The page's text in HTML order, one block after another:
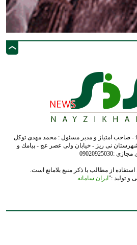
نشانی ایمیل: info@nayzinews.ir - صاحب امتیاز و مدیر مسئول : محمد مهدی توکل
نی ریز - خیابان ولی عصر عج - پيامك و
:09020925030
از مطالب با ذکر منبع بلامانع است.
و تولید :" ایران سامانه